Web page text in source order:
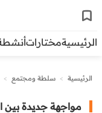
الرئيسيةمختارات
الرئيسية > سلطة ومجتمع >
مواجهة جديدة بين